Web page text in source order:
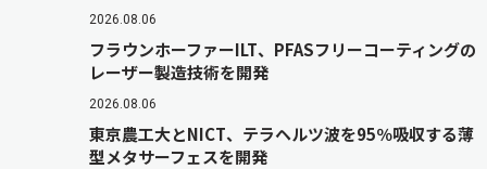
2026.08.06
フラウンホーファーILT、PFASフリーコーティングの
レーザー製造技術を開発
2026.08.06
東京農工大とNICT、テラヘルツ波を95％吸収する薄
型メタサーフェスを開発